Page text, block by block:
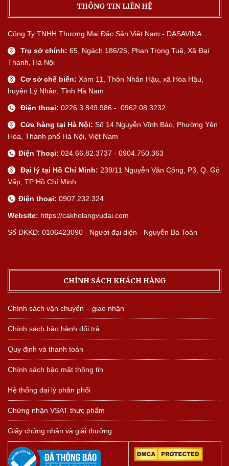
THÔNG TIN LIÊN HỆ
Công Ty TNHH Thương Mại Đặc Sản Việt Nam - DASAVINA
Trụ sở chính: 65, Ngách 186/25, Phan Trọng Tuệ, Xã Đại
Thanh, Hà Nội
Cơ sở chế biến: Xóm 11, Thôn Nhân Hậu, xã Hòa Hậu,
huyện Lý Nhân, Tỉnh Hà Nam
Điện thoại: 0226.3.849.986 - 0962.08.3232
Cửa hàng tại Hà Nội: Số 14 Nguyễn Vĩnh Bảo, Phường Yên
Hòa, Thành phố Hà Nội, Việt Nam
Điện Thoại: 024.66.82.3737 - 0904.750.363
Đại lý tại Hồ Chí Minh: 239/11 Nguyễn Văn Công, P3, Q. Gò
Vấp, TP Hồ Chí Minh
Điện thoại: 0907.232.324
Website: https://cakholangvudai.com
Số ĐKKD: 0106423090 - Người đại diện - Nguyễn Bá Toàn
CHÍNH SÁCH KHÁCH HÀNG
Chính sách vận chuyển – giao nhận
Chính sách bảo hành đổi trả
Quy định và thanh toán
Chính sách bảo mật thông tin
Hệ thống đại lý phân phối
Chứng nhận VSAT thực phẩm
Giấy chứng nhận và giải thưởng